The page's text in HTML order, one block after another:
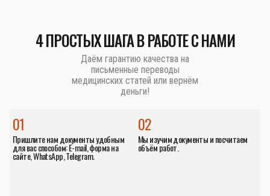
4 ПРОСТЫХ ШАГА В РАБОТЕ С НАМИ
Даём гарантию качества на
письменные переводы
медицинских статей или вернём
деньги!
01
Пришлите нам документы удобным
для вас способом: E-mail, форма на
сайте, WhatsApp, Telegram.
02
Мы изучим документы и посчитаем
объём работ.